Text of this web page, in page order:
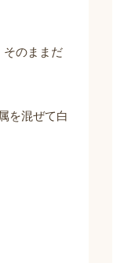
そのままだ
を混ぜて白